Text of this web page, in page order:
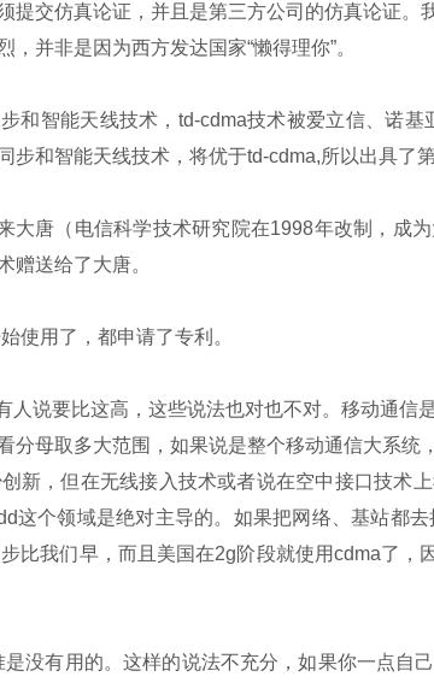
交仿真论证，并且是第三方公司的仿真论证。
并非是因为西方发达国家“懒得理你”。
和智能天线技术，td-cdma技术被爱立信、诺
和智能天线技术，将优于td-cdma,所以出具了
唐（电信科学技术研究院在1998年改制，成
赠送给了大唐。
使用了，都申请了专利。
说要比这高，这些说法也对也不对。移动通信
母取多大范围，如果说是整个移动通信大系统
新，但在无线接入技术或者说在空中接口技术
这个领域是绝对主导的。如果把网络、基站都
比我们早，而且美国在2g阶段就使用cdma了，
没有用的。这样的说法不充分，如果你一点自